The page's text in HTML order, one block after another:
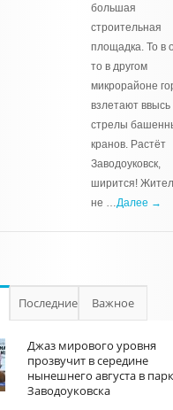
большая
строительная
площадка. То в
то в другом
микрорайоне
взлетают ввысь
стрелы
кранов. Растёт
Заводоуковск,
ширится!
не …Далее →
Последние Важное
Джаз мирового уровня
прозвучит в середине
нынешнего августа в
Заводоуковска